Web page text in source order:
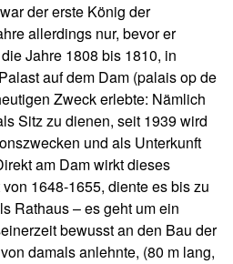
der erste König der
allerdings nur, bevor er
Jahre 1808 bis 1810, in
auf dem Dam (palais op de
Zweck erlebte: Nämlich
Sitz zu dienen, seit 1939 wird
und als Unterkunft
am Dam wirkt dieses
1648-1655, diente es bis zu
Rathaus – es geht um ein
bewusst an den Bau der
damals anlehnte, (80 m lang,